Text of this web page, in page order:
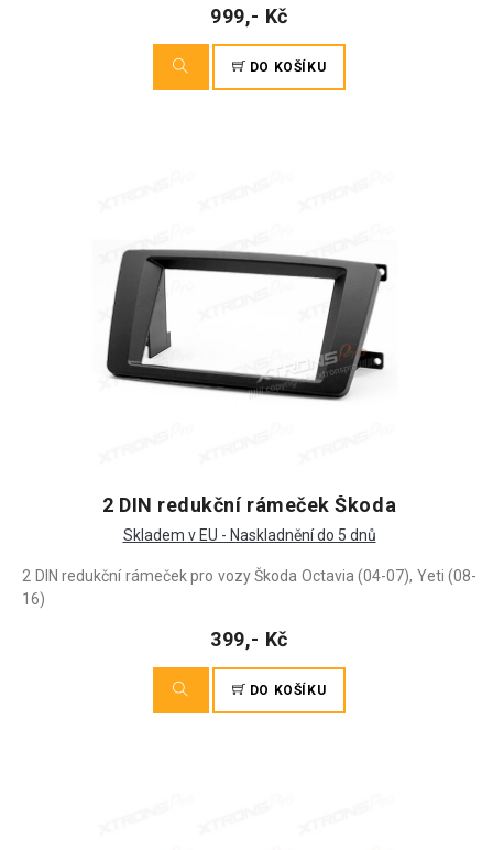
999,- Kč
DO KOŠÍKU
2 DIN redukční rámeček Škoda
Skladem v EU - Naskladnění do 5 dnů
2 DIN redukční rámeček pro vozy Škoda Octavia (04-07), Yeti (08-
16)
399,- Kč
DO KOŠÍKU